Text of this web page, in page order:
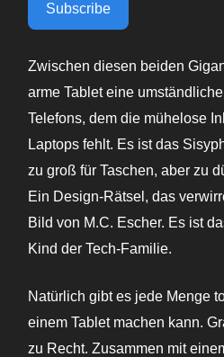
Subscribe
Zwischen diesen beiden
arme Tablet eine
Telefons, dem die mühelose
Laptops fehlt. Es ist das
zu groß für Taschen, aber zu
Ein Design-Rätsel, das
Bild von M.C. Escher. Es ist
Kind der Tech-Familie.
Natürlich gibt es jede Menge
einem Tablet machen kann.
zu Recht. Zusammen mit